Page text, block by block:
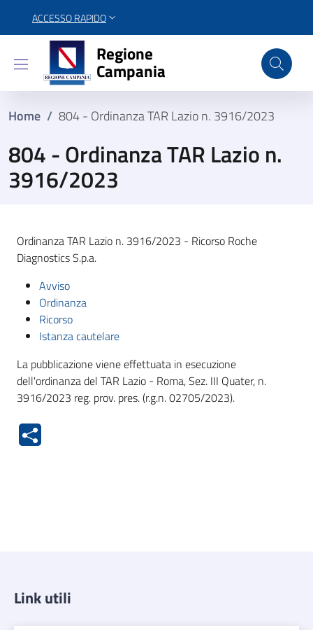
ACCESSO RAPIDO
Regione Campania
Regione
Campania
Home / 804 - Ordinanza TAR Lazio n. 3916/2023
804 - Ordinanza TAR Lazio n.
3916/2023
Ordinanza TAR Lazio n. 3916/2023 - Ricorso Roche
Diagnostics S.p.a.
Avviso
Ordinanza
Ricorso
Istanza cautelare
La pubblicazione viene effettuata in esecuzione
dell'ordinanza del TAR Lazio - Roma, Sez. III Quater, n.
3916/2023 reg. prov. pres. (r.g.n. 02705/2023).
Link utili